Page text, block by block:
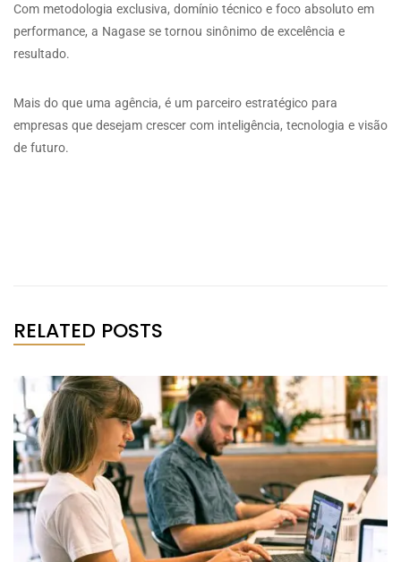
Com metodologia exclusiva, domínio técnico e foco absoluto em
performance, a Nagase se tornou sinônimo de excelência e
resultado.
Mais do que uma agência, é um parceiro estratégico para
empresas que desejam crescer com inteligência, tecnologia e visão
de futuro.
RELATED POSTS